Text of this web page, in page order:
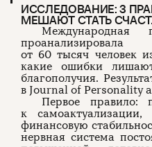
ИССЛЕДОВАНИЕ: 3
МЕШАЮТ СТАТЬ
Международная
от 60 тысяч человек
какие ошибки
благополучия.
в Journal of Personality
Первое правило:
к самоактуализации,
финансовую
нервная система